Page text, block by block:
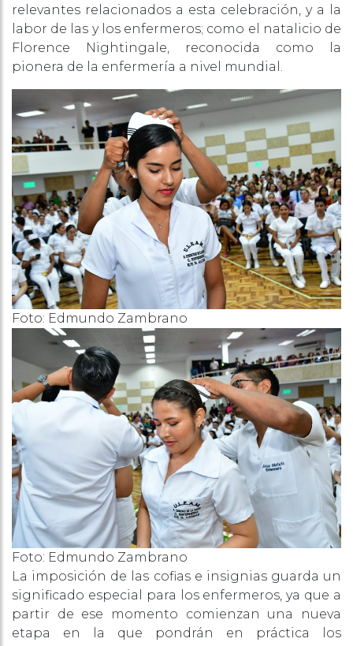
relevantes relacionados a esta celebración, y a la
labor de las y los enfermeros; como el natalicio de
Florence Nightingale, reconocida como la
pionera de la enfermería a nivel mundial.
Foto: Edmundo Zambrano
Foto: Edmundo Zambrano
La imposición de las cofias e insignias guarda un
significado especial para los enfermeros, ya que a
partir de ese momento comienzan una nueva
etapa en la que pondrán en práctica los